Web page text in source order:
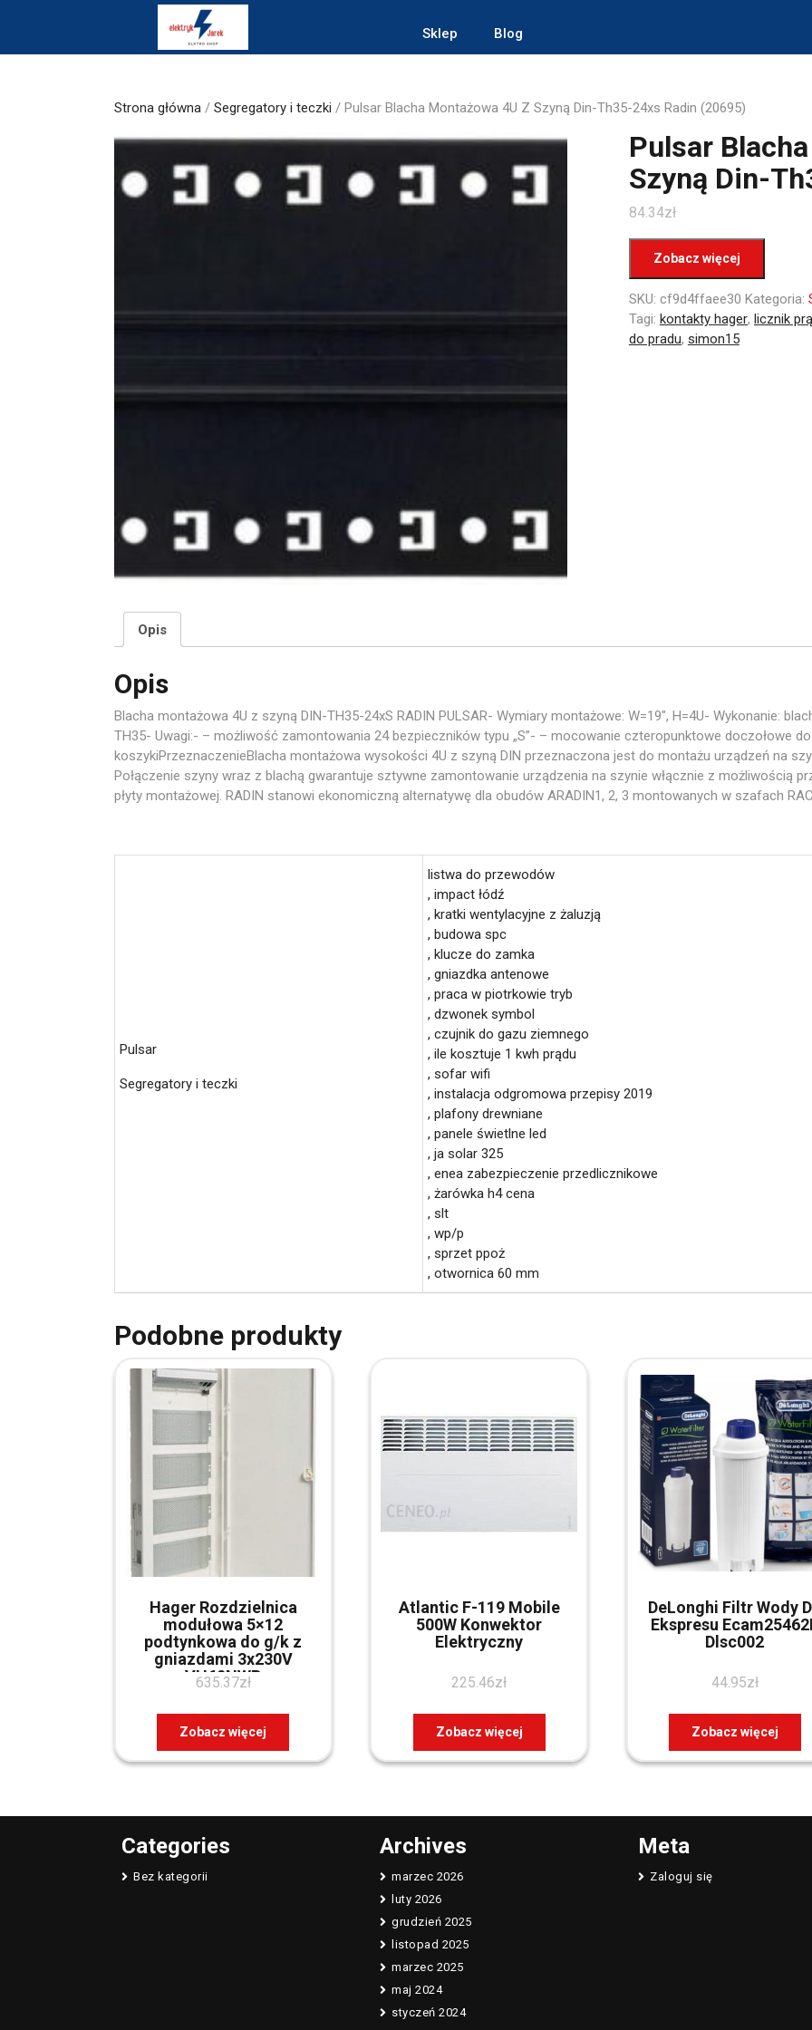
Sklep Blog
Strona główna / Segregatory i teczki / Pulsar Blacha Montażowa 4U Z Szyną Din-Th35-24xs Radin (20695)
Pulsar
Szyną Din-
84.34zł
Zobacz więcej
SKU: cf9d4ffaee30 Kategoria:
Tagi: kontakty hager, licznik
do pradu, simon15
Opis
Opis
Blacha montażowa 4U z szyną DIN-TH35-24xS RADIN PULSAR- Wymiary montażowe: W=19″, H=4U- Wykonanie:
TH35- Uwagi:- – możliwość zamontowania 24 bezpieczników typu „S”- – mocowanie czteropunktowe doczołowe
koszykiPrzeznaczenieBlacha montażowa wysokości 4U z szyną DIN przeznaczona jest do montażu urządzeń na
Połączenie szyny wraz z blachą gwarantuje sztywne zamontowanie urządzenia na szynie włącznie z możliwością
płyty montażowej. RADIN stanowi ekonomiczną alternatywę dla obudów ARADIN1, 2, 3 montowanych w szafach
Pulsar
Segregatory i teczki
listwa do przewodów
, impact łódź
, kratki wentylacyjne z żaluzją
, budowa spc
, klucze do zamka
, gniazdka antenowe
, praca w piotrkowie tryb
, dzwonek symbol
, czujnik do gazu ziemnego
, ile kosztuje 1 kwh prądu
, sofar wifi
, instalacja odgromowa przepisy 2019
, plafony drewniane
, panele świetlne led
, ja solar 325
, enea zabezpieczenie przedlicznikowe
, żarówka h4 cena
, slt
, wp/p
, sprzet ppoż
, otwornica 60 mm
Podobne produkty
Hager Rozdzielnica
modułowa 5×12
podtynkowa do g/k z
gniazdami 3x230V
VH60NWP
635.37zł
Zobacz więcej
Atlantic F-119 Mobile
500W Konwektor
Elektryczny
225.46zł
Zobacz więcej
DeLonghi Filtr Wody
Ekspresu
Dlsc002
44.95zł
Zobacz więcej
Categories
Bez kategorii
Archives
marzec 2026
luty 2026
grudzień 2025
listopad 2025
marzec 2025
maj 2024
styczeń 2024
Meta
Zaloguj się